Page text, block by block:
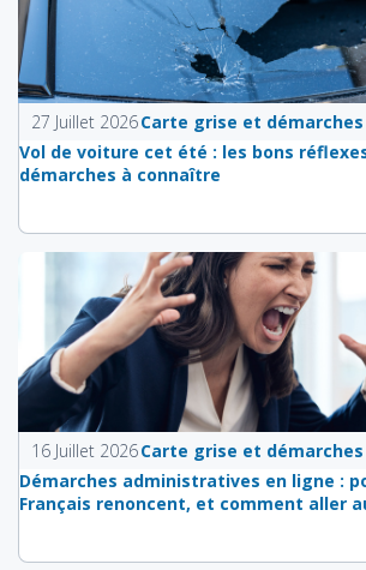
27 Juillet 2026Carte grise et
Vol de voiture cet été : les bons
démarches à connaître
16 Juillet 2026Carte grise et
Démarches administratives en ligne :
Français renoncent, et comment aller